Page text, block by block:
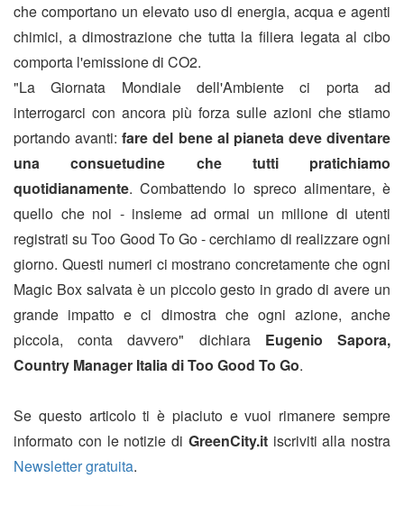
che comportano un elevato uso di energia, acqua e agenti
chimici, a dimostrazione che tutta la filiera legata al cibo
comporta l'emissione di CO2.
"La Giornata Mondiale dell'Ambiente ci porta ad
interrogarci con ancora più forza sulle azioni che stiamo
portando avanti:fare del bene al pianeta deve diventare
una consuetudine che tutti pratichiamo
quotidianamente. Combattendo lo spreco alimentare, è
quello che noi - insieme ad ormai un milione di utenti
registrati su Too Good To Go - cerchiamo di realizzare ogni
giorno. Questi numeri ci mostrano concretamente che ogni
Magic Box salvata è un piccolo gesto in grado di avere un
grande impatto e ci dimostra che ogni azione, anche
piccola, conta davvero" dichiara Eugenio Sapora,
Country Manager Italia di Too Good To Go.
Se questo articolo ti è piaciuto e vuoi rimanere sempre
informato con le notizie di GreenCity.itiscriviti alla nostra
Newsletter gratuita.